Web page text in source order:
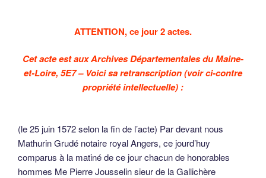
ATTENTION, ce jour 2 actes.
Cet acte est aux Archives Départementales du Maine-
et-Loire, 5E7 – Voici sa retranscription (voir ci-contre
propriété intellectuelle) :
(le 25 juin 1572 selon la fin de l’acte) Par devant nous
Mathurin Grudé notaire royal Angers, ce jourd’huy
comparus à la matiné de ce jour chacun de honorables
hommes Me Pierre Jousselin sieur de la Gallichère